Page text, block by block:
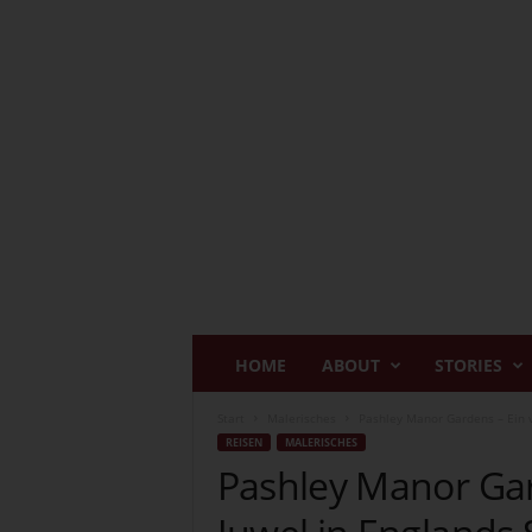
s
HOME ABOUT STORIES
REISEN MALERISCHES
Pashley Manor